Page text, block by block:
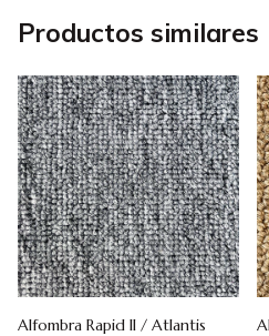
Productos similares
Alfombra Rapid II / Atlantis